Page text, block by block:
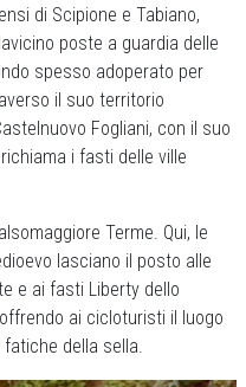
di Scipione e Tabiano,
poste a guardia delle
spesso adoperato per
il suo territorio
Fogliani, con il suo
i fasti delle ville
Terme. Qui, le
lasciano il posto alle
e ai fasti Liberty dello
ai cicloturisti il luogo
della sella.